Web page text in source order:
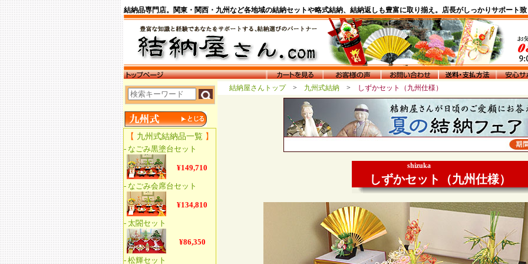
結納品専門店。関東・関西・九州など各地域の結納セットや略式結納、結納返しも豊富に取り揃え。店長がしっかりサポート
結納屋さんトップ > 九州式結納 > しずかセット（九州仕様）
shizuka
しずかセット（九州仕様）